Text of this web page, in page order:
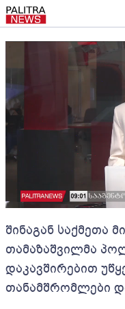
შინაგან საქმეთა
თამაზაშვილმა
დაკავშირებით
თანამშრომლები